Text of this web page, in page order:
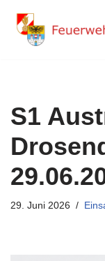
Zum
S1
29. Juni 2026